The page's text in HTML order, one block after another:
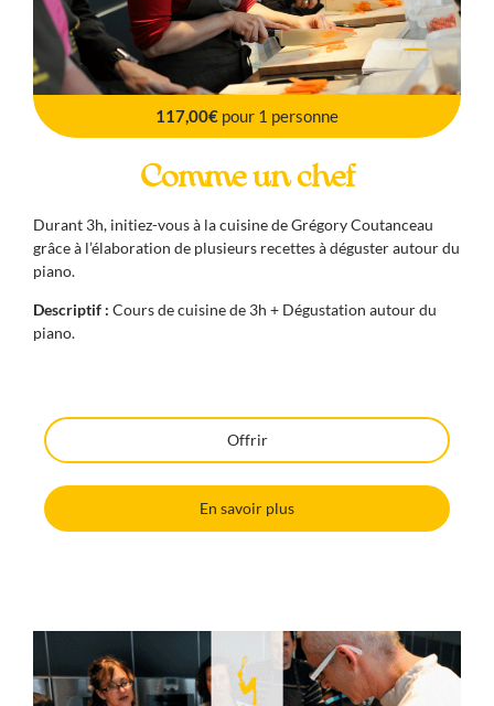
117,00€ pour 1 personne
Comme un chef
Durant 3h, initiez-vous à la cuisine de Grégory Coutanceau
grâce à l’élaboration de plusieurs recettes à déguster autour du
piano.
Descriptif : Cours de cuisine de 3h + Dégustation autour du
piano.
Offrir
En savoir plus